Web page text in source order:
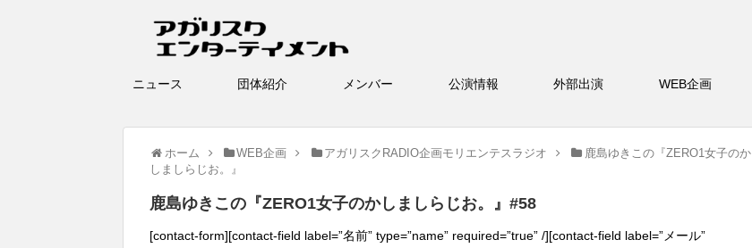
ニュース 団体紹介 メンバー 公演情報 外部出演 WEB企画
ホーム WEB企画 アガリスクRADIO企画モリエンテスラジオ
鹿島ゆきこの『ZERO1女子のか
しましらじお。』
鹿島ゆきこの『ZERO1女子のかしましらじお。』#58
[contact-form][contact-field label=”名前” type=”name” required=”true” /][contact-field label=”メール”